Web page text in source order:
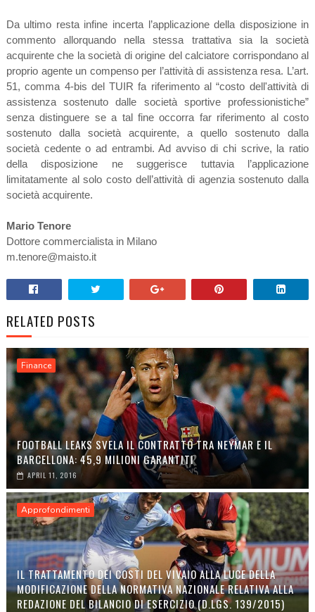
Da ultimo resta infine incerta l’applicazione della disposizione in
commento allorquando nella stessa trattativa sia la società
acquirente che la società di origine del calciatore corrispondano al
proprio agente un compenso per l’attività di assistenza resa. L’art.
51, comma 4-bis del TUIR fa riferimento al “costo dell'attività di
assistenza sostenuto dalle società sportive professionistiche”
senza distinguere se a tal fine occorra far riferimento al costo
sostenuto dalla società acquirente, a quello sostenuto dalla
società cedente o ad entrambi. Ad avviso di chi scrive, la ratio
della disposizione ne suggerisce tuttavia l’applicazione
limitatamente al solo costo dell’attività di agenzia sostenuto dalla
società acquirente.
Mario Tenore
Dottore commercialista in Milano
m.tenore@maisto.it
RELATED POSTS
Finance
FOOTBALL LEAKS SVELA IL CONTRATTO TRA NEYMAR E IL
BARCELLONA: 45,9 MILIONI GARANTITI
APRIL 11, 2016
Approfondimenti
IL TRATTAMENTO DEI COSTI DEL VIVAIO ALLA LUCE DELLA
MODIFICAZIONE DELLA NORMATIVA NAZIONALE RELATIVA ALLA
REDAZIONE DEL BILANCIO DI ESERCIZIO (D.LGS. 139/2015)